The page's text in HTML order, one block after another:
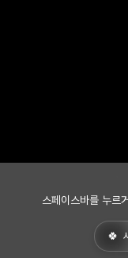
스페이스바를 누르